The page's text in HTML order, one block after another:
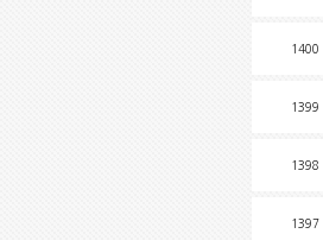
1400
1399
1398
1397